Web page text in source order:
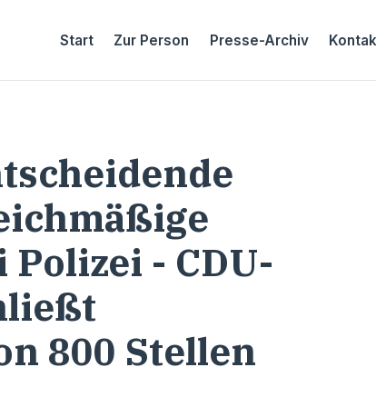
Start Zur Person Presse-Archiv
- CDU-
800 Stellen